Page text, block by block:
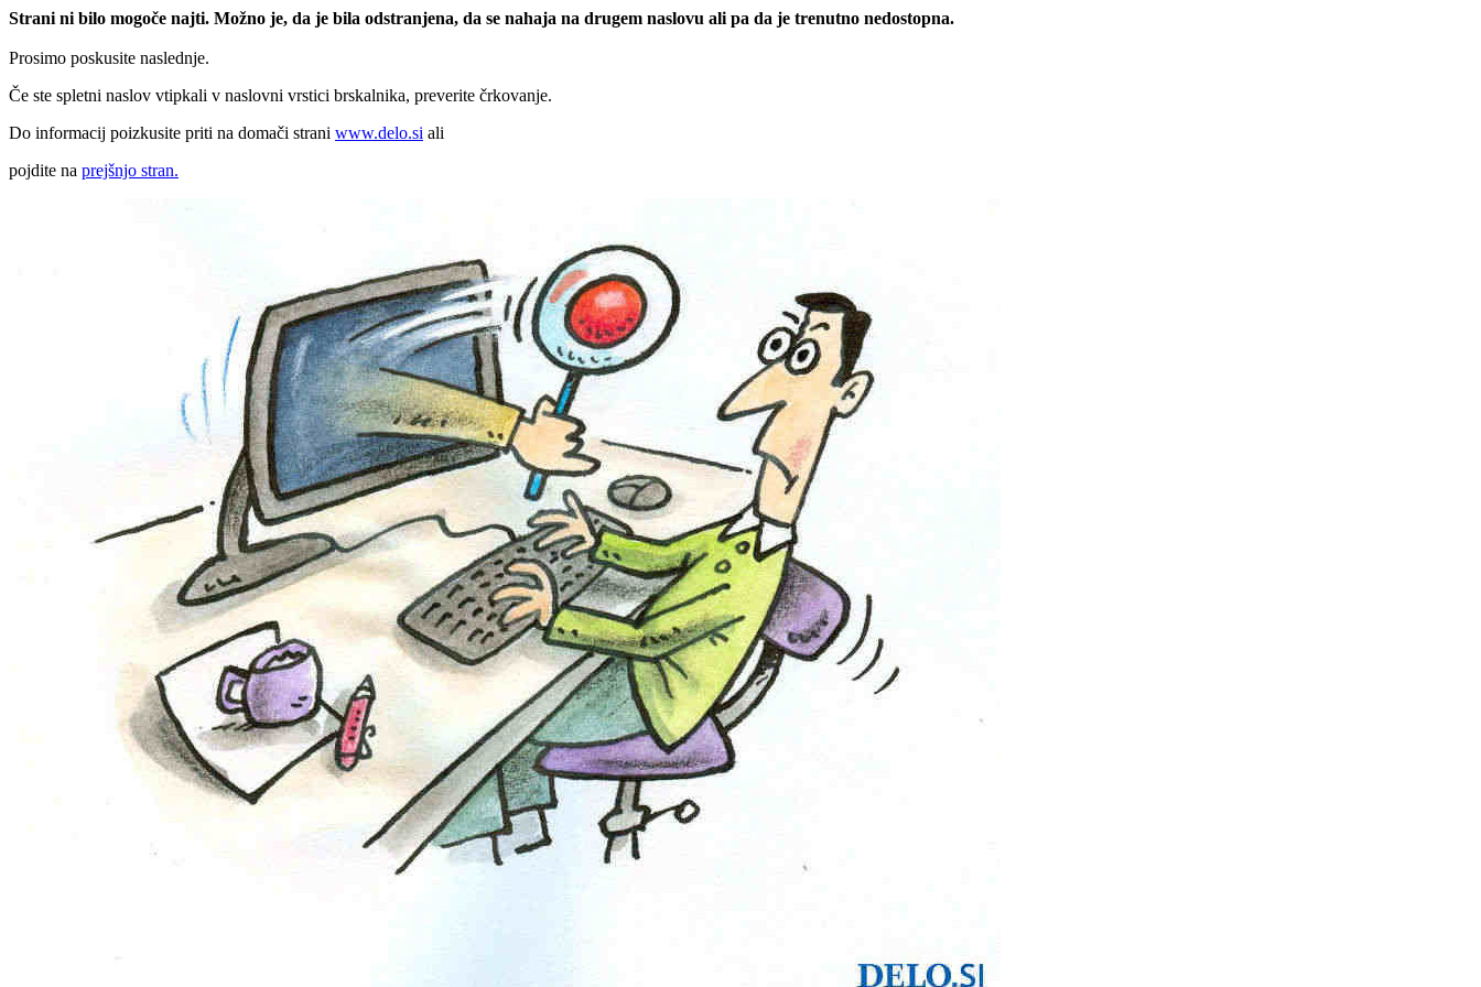
Strani ni bilo mogoče najti. Možno je, da je bila odstranjena, da se nahaja na drugem naslovu ali pa da je trenutno nedostopna.
Prosimo poskusite naslednje.
Če ste spletni naslov vtipkali v naslovni vrstici brskalnika, preverite črkovanje.
Do informacij poizkusite priti na domači strani www.delo.si ali
pojdite na prejšnjo stran.